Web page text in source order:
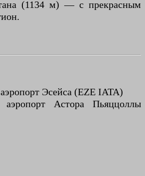
(1134 м) — с прекрасным
Эсейса (EZE IATA)
Астора Пьяццоллы